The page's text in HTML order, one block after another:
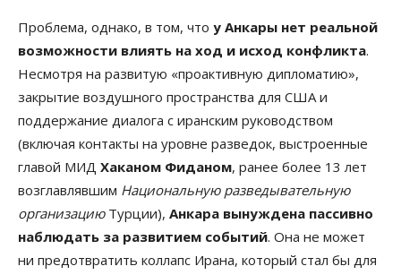
Проблема, однако, в том, что у Анкары нет реальной
возможности влиять на ход и исход конфликта.
Несмотря на развитую «проактивную дипломатию»,
закрытие воздушного пространства для США и
поддержание диалога с иранским руководством
(включая контакты на уровне разведок, выстроенные
главой МИД Хаканом Фиданом, ранее более 13 лет
возглавлявшим Национальную разведывательную
организациюТурции), Анкара вынуждена пассивно
наблюдать за развитием событий. Она не может
ни предотвратить коллапс Ирана, который стал бы для